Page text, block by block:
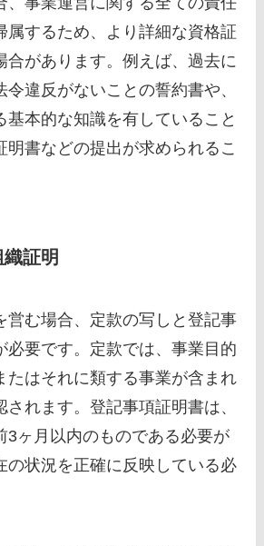
属するため、より詳細な資格証
合があります。例えば、過去に
違反がないことの誓約書や、
基本的な知識を有していること
明書などの提出が求められるこ
証明
営む場合、定款の写しと登記事
必要です。定款では、事業目的
たはそれに類する事業が含まれ
れます。登記事項証明書は、
3ヶ月以内のものである必要が
の状況を正確に反映している必